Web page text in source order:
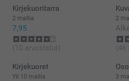
Kirjekuoritarra
2 mallia
7,95
(10 arvostelut)
2
(46
Kirjekuoret
Yli 10 mallia 3